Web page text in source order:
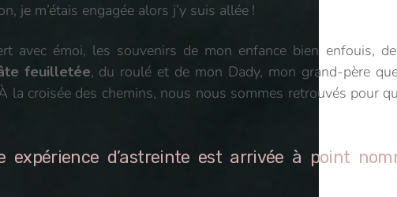
je m’étais engagée alors j’y suis allée !
avec émoi, les souvenirs de mon enfance bien enfouis,
feuilletée, du roulé et de mon Dady, mon grand-père
la croisée des chemins, nous nous sommes retrouvés pour
expérience d’astreinte est arrivée à point